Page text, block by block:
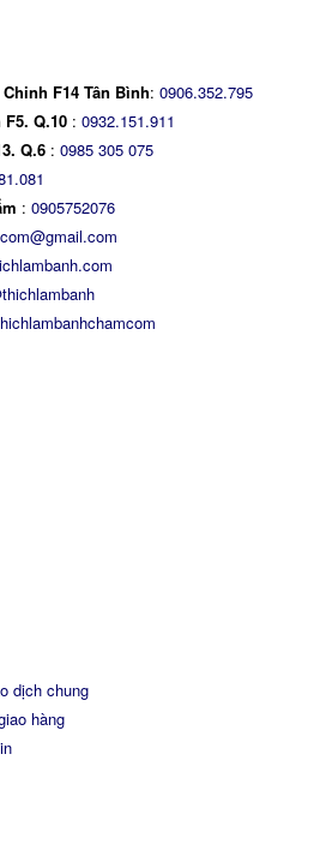
F14 Tân Bình: 0906.352.795
Q.10 : 0932.151.911
Q.6 : 0985 305 075
: 0905752076
dịch chung
hàng